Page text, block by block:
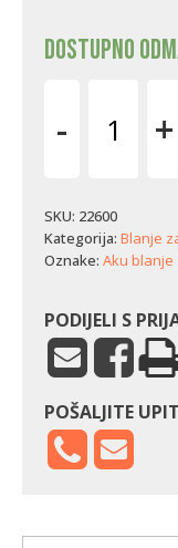
Dostupno
-
utore
Makita
KP001GZ
+
SKU: 22600
Kategorija: Blanje
Oznake: Aku blanje
PODIJELI S
POŠALJITE UPIT